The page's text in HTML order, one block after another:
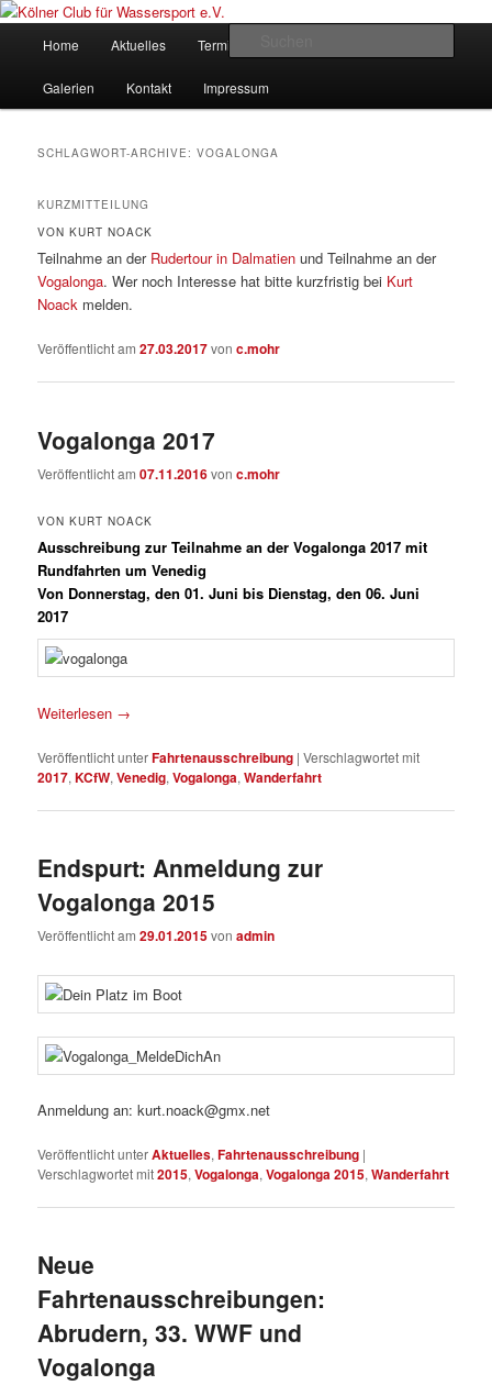
Zum
wechseln
Zum
wechselnKölner Club für Wassersport e.V.
gegründet 1907
Home Aktuelles Termine
Galerien Kontakt Impressum
SCHLAGWORT-ARCHIVE:VOGALONGA
KURZMITTEILUNG
VON KURT NOACK
Teilnahme an der Rudertour in Dalmatien und Teilnahme an der
Vogalonga. Wer noch Interesse hat bitte kurzfristig bei Kurt
Noack melden.
Veröffentlicht am27.03.2017vonc.mohr
Vogalonga 2017
Veröffentlicht am07.11.2016vonc.mohr
VON KURT NOACK
Ausschreibung zur Teilnahme an der Vogalonga 2017 mit
Rundfahrten um Venedig
Von Donnerstag, den 01. Juni bis Dienstag, den 06. Juni
2017
Weiterlesen →
Veröffentlicht unterFahrtenausschreibung |Verschlagwortet mit
2017,KCfW,Venedig,Vogalonga,Wanderfahrt
Endspurt: Anmeldung zur
Vogalonga 2015
Veröffentlicht am29.01.2015vonadmin
Anmeldung an: kurt.noack@gmx.net
Veröffentlicht unterAktuelles,Fahrtenausschreibung |
Verschlagwortet mit2015,Vogalonga,Vogalonga 2015,Wanderfahrt
Neue
Fahrtenausschreibungen:
Abrudern, 33. WWF und
Vogalonga